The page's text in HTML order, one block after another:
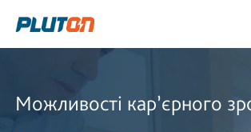
Можливості кар’єрного